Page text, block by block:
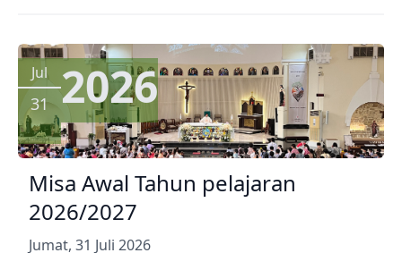
Jul
31 2026
Misa Awal Tahun pelajaran
2026/2027
Jumat, 31 Juli 2026